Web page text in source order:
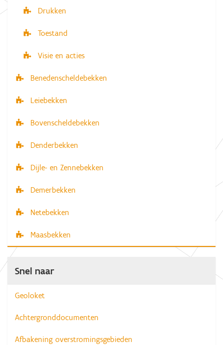
Drukken
Toestand
Visie en acties
Benedenscheldebekken
Leiebekken
Bovenscheldebekken
Denderbekken
Dijle- en Zennebekken
Demerbekken
Netebekken
Maasbekken
Snel naar
Geoloket
Achtergronddocumenten
Afbakening overstromingsgebieden